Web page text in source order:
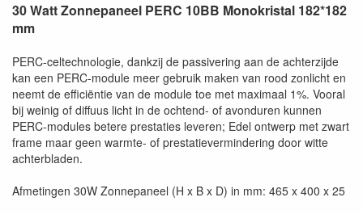
30 Watt Zonnepaneel PERC 10BB Monokristal 182*182
mm
PERC-celtechnologie, dankzij de passivering aan de achterzijde
kan een PERC-module meer gebruik maken van rood zonlicht en
neemt de efficiëntie van de module toe met maximaal 1%. Vooral
bij weinig of diffuus licht in de ochtend- of avonduren kunnen
PERC-modules betere prestaties leveren; Edel ontwerp met zwart
frame maar geen warmte- of prestatievermindering door witte
achterbladen.
Afmetingen 30W Zonnepaneel (H x B x D) in mm: 465 x 400 x 25